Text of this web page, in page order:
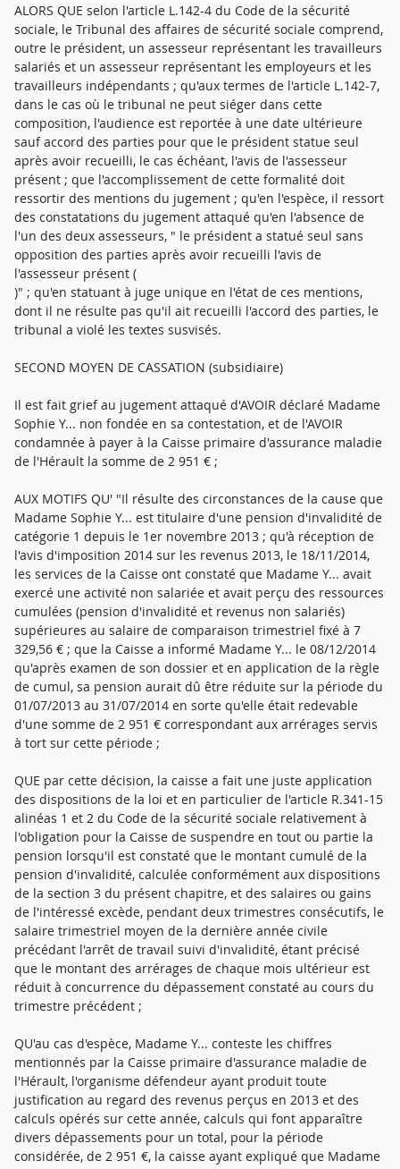
ALORS QUE selon l'article L.142-4 du Code de la sécurité
sociale, le Tribunal des affaires de sécurité sociale comprend,
outre le président, un assesseur représentant les travailleurs
salariés et un assesseur représentant les employeurs et les
travailleurs indépendants ; qu'aux termes de l'article L.142-7,
dans le cas où le tribunal ne peut siéger dans cette
composition, l'audience est reportée à une date ultérieure
sauf accord des parties pour que le président statue seul
après avoir recueilli, le cas échéant, l'avis de l'assesseur
présent ; que l'accomplissement de cette formalité doit
ressortir des mentions du jugement ; qu'en l'espèce, il ressort
des constatations du jugement attaqué qu'en l'absence de
l'un des deux assesseurs, " le président a statué seul sans
opposition des parties après avoir recueilli l'avis de
l'assesseur présent (
)" ; qu'en statuant à juge unique en l'état de ces mentions,
dont il ne résulte pas qu'il ait recueilli l'accord des parties, le
tribunal a violé les textes susvisés.
SECOND MOYEN DE CASSATION (subsidiaire)
Il est fait grief au jugement attaqué d'AVOIR déclaré Madame
Sophie Y... non fondée en sa contestation, et de l'AVOIR
condamnée à payer à la Caisse primaire d'assurance maladie
de l'Hérault la somme de 2 951 € ;
AUX MOTIFS QU' "Il résulte des circonstances de la cause que
Madame Sophie Y... est titulaire d'une pension d'invalidité de
catégorie 1 depuis le 1er novembre 2013 ; qu'à réception de
l'avis d'imposition 2014 sur les revenus 2013, le 18/11/2014,
les services de la Caisse ont constaté que Madame Y... avait
exercé une activité non salariée et avait perçu des ressources
cumulées (pension d'invalidité et revenus non salariés)
supérieures au salaire de comparaison trimestriel fixé à 7
329,56 € ; que la Caisse a informé Madame Y... le 08/12/2014
qu'après examen de son dossier et en application de la règle
de cumul, sa pension aurait dû être réduite sur la période du
01/07/2013 au 31/07/2014 en sorte qu'elle était redevable
d'une somme de 2 951 € correspondant aux arrérages servis
à tort sur cette période ;
QUE par cette décision, la caisse a fait une juste application
des dispositions de la loi et en particulier de l'article R.341-15
alinéas 1 et 2 du Code de la sécurité sociale relativement à
l'obligation pour la Caisse de suspendre en tout ou partie la
pension lorsqu'il est constaté que le montant cumulé de la
pension d'invalidité, calculée conformément aux dispositions
de la section 3 du présent chapitre, et des salaires ou gains
de l'intéressé excède, pendant deux trimestres consécutifs, le
salaire trimestriel moyen de la dernière année civile
précédant l'arrêt de travail suivi d'invalidité, étant précisé
que le montant des arrérages de chaque mois ultérieur est
réduit à concurrence du dépassement constaté au cours du
trimestre précédent ;
QU'au cas d'espèce, Madame Y... conteste les chiffres
mentionnés par la Caisse primaire d'assurance maladie de
l'Hérault, l'organisme défendeur ayant produit toute
justification au regard des revenus perçus en 2013 et des
calculs opérés sur cette année, calculs qui font apparaître
divers dépassements pour un total, pour la période
considérée, de 2 951 €, la caisse ayant expliqué que Madame